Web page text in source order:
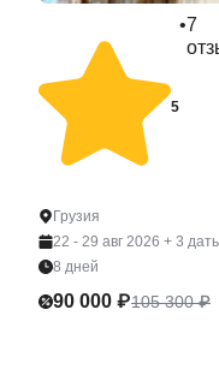
5
•7
Грузия
22 - 29 авг 2026 + 3
8 дней
90 000 ₽105 300 ₽